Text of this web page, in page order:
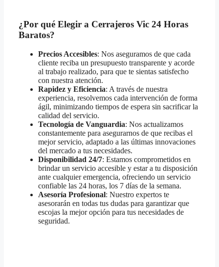
¿Por qué Elegir a Cerrajeros Vic 24 Horas
Baratos?
Precios Accesibles: Nos aseguramos de que cada
cliente reciba un presupuesto transparente y acorde
al trabajo realizado, para que te sientas satisfecho
con nuestra atención.
Rapidez y Eficiencia: A través de nuestra
experiencia, resolvemos cada intervención de forma
ágil, minimizando tiempos de espera sin sacrificar la
calidad del servicio.
Tecnología de Vanguardia: Nos actualizamos
constantemente para asegurarnos de que recibas el
mejor servicio, adaptado a las últimas innovaciones
del mercado a tus necesidades.
Disponibilidad 24/7: Estamos comprometidos en
brindar un servicio accesible y estar a tu disposición
ante cualquier emergencia, ofreciendo un servicio
confiable las 24 horas, los 7 días de la semana.
Asesoría Profesional: Nuestro expertos te
asesorarán en todas tus dudas para garantizar que
escojas la mejor opción para tus necesidades de
seguridad.